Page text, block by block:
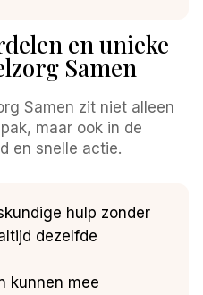
en unieke
Samen
Samen zit niet alleen
maar ook in de
en snelle actie.
hulp zonder
dezelfde
kunnen mee